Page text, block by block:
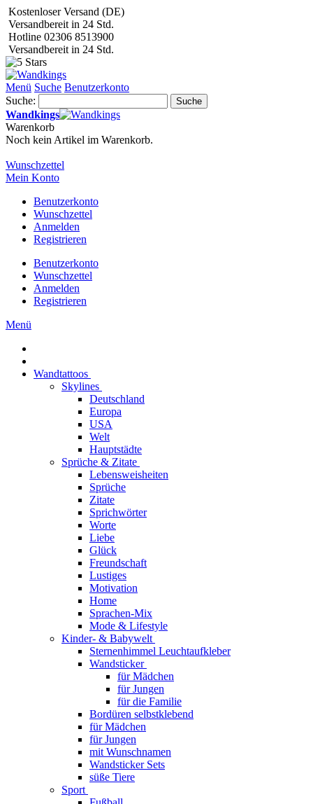
Kostenloser Versand (DE)
Versandbereit in 24 Std.
Hotline 02306 8513900
Versandbereit in 24 Std.
Menü Suche Benutzerkonto
Suche:
Suche
Wandkings
Warenkorb
Noch kein Artikel im Warenkorb.
Wunschzettel
Mein Konto
Benutzerkonto
Wunschzettel
Anmelden
Registrieren
Benutzerkonto
Wunschzettel
Anmelden
Registrieren
Menü
Wandtattoos
Skylines
Deutschland
Europa
USA
Welt
Hauptstädte
Sprüche & Zitate
Lebensweisheiten
Sprüche
Zitate
Sprichwörter
Worte
Liebe
Glück
Freundschaft
Lustiges
Motivation
Home
Sprachen-Mix
Mode & Lifestyle
Kinder- & Babywelt
Sternenhimmel Leuchtaufkleber
Wandsticker
für Mädchen
für Jungen
für die Familie
Bordüren selbstklebend
für Mädchen
für Jungen
mit Wunschnamen
Wandsticker Sets
süße Tiere
Sport